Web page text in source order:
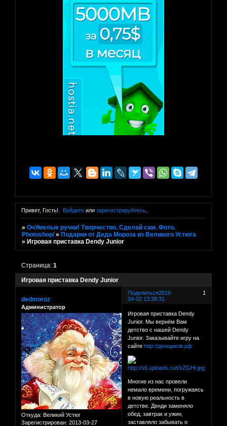
Привет, Гость! Войдитеили зарегистрируйтесь.
»ОчУмелые ручки! Творчество. Сделай сам. Фото.
Photoshop/ » Подарки от Деда Мороза из Великого Устюга
» Игровая приставка Dendy Junior
Игровая приставка Dendy Junior
Страница:1
Поделиться 1
2016-
04-02 13:38:31
dedmoroz
Администратор
Откуда: Великий Устюг
Зарегистрирован: 2013-03-27
Игровая приставка Dendy
Junior. Мы вернём Вам
детство с нашей Dendy
Junior. Заказывайте игру на
сайтеhttp://денщиков.рф
Многие из нас провели
немало времени, погружаясь
в новую реальность в
детстве. Денди заменяло
обед, завтрак и ужин,
заставляло забывать о